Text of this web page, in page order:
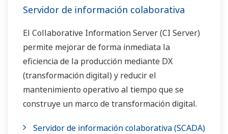
Servidor de información colaborativa
El Collaborative Information Server (CI Server)
permite mejorar de forma inmediata la
eficiencia de la producción mediante DX
(transformación digital) y reducir el
mantenimiento operativo al tiempo que se
construye un marco de transformación digital.
Servidor de información colaborativa (SCADA)